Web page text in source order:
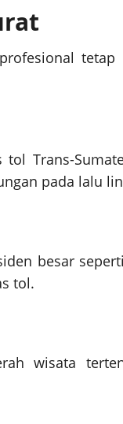
tetap
Trans-
pada lalu
besar
tol.
wisata